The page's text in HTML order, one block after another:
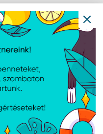
AVAX CB316 GLOWY
60W USB-C gyorstöltő
kábel, fehér - 1m